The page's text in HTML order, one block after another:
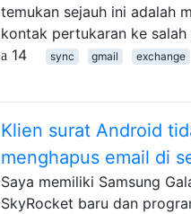
temukan sejauh ini adalah
kontak pertukaran ke
14
sync gmail exchange
Klien surat Android
menghapus email di
Saya memiliki Samsung
SkyRocket baru dan